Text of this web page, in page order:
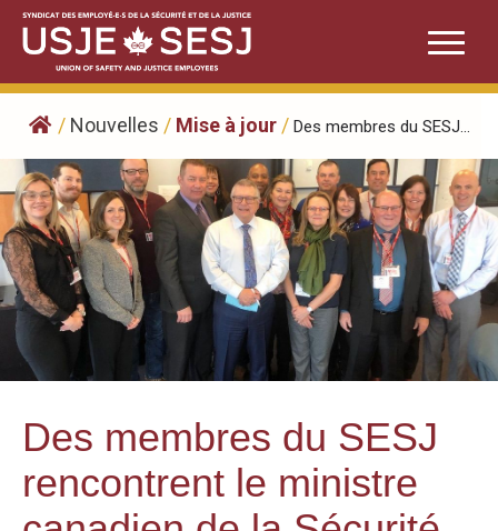
Skip
content
/ Nouvelles / Mise à jour / ​Des membres du SESJ...
​Des membres du SESJ
rencontrent le ministre